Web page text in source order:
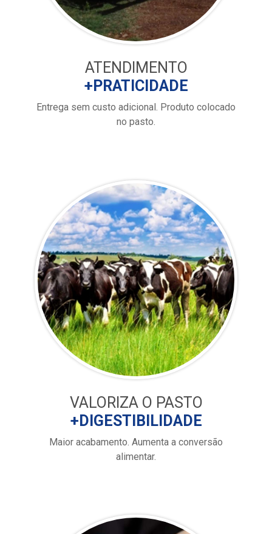
ATENDIMENTO
+PRATICIDADE
Entrega sem custo adicional. Produto colocado
no pasto.
VALORIZA O PASTO
+DIGESTIBILIDADE
Maior acabamento. Aumenta a conversão
alimentar.